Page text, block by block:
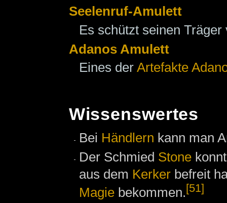
Seelenruf-Amulett
Es schützt seinen
Adanos Amulett
Eines der Artefakte
Wissenswertes
Bei Händlern kann man
Der Schmied Stone
aus dem Kerker befreit
Magie bekommen.[51]